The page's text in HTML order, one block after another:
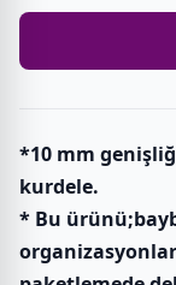
*10 mm
kurdele.
* Bu